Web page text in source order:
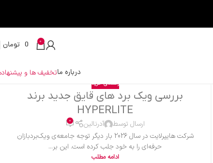
0
0 تومان
درباره ماتخفیف ها و
راهنمای خرید
بررسی ویک برد های قایق جدید برند
HYPERLITE
ارسال توسط آدرنالین 0
شرکت هایپرلایت در سال 2026 بار دیگر توجه جامعه‌ی ویک‌بردبازان
حرفه‌ای را به خود جلب کرده است. این بر...
ادامه مطلب